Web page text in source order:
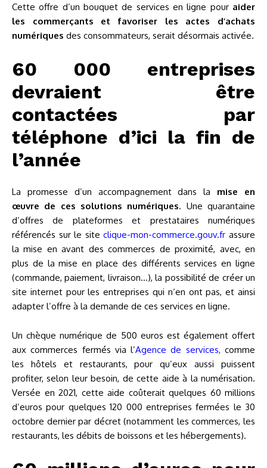
Cette offre d’un bouquet de services en ligne pour aider
les commerçants et favoriser les actes d’achats
numériques des consommateurs, serait désormais activée.
60 000 entreprises
devraient être
contactées par
téléphone d’ici la fin de
l’année
La promesse d’un accompagnement dans la mise en
œuvre de ces solutions numériques. Une quarantaine
d’offres de plateformes et prestataires numériques
référencés sur le site clique-mon-commerce.gouv.fr assure
la mise en avant des commerces de proximité, avec, en
plus de la mise en place des différents services en ligne
(commande, paiement, livraison…), la possibilité de créer un
site internet pour les entreprises qui n‘en ont pas, et ainsi
adapter l’offre à la demande de ces services en ligne.
Un chèque numérique de 500 euros est également offert
aux commerces fermés via l’Agence de services,comme
les hôtels et restaurants, pour qu’eux aussi puissent
profiter, selon leur besoin, de cette aide à la numérisation.
Versée en 2021, cette aide coûterait quelques 60 millions
d’euros pour quelques 120 000 entreprises fermées le 30
octobre dernier par décret (notamment les commerces, les
restaurants, les débits de boissons et les hébergements).